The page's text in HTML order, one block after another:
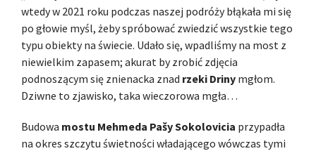
wtedy w 2021 roku podczas naszej podróży błąkała mi się
po głowie myśl, żeby spróbować zwiedzić wszystkie tego
typu obiekty na świecie. Udało się, wpadliśmy na most z
niewielkim zapasem; akurat by zrobić zdjęcia
podnoszącym się znienacka znad rzeki Driny mgłom.
Dziwne to zjawisko, taka wieczorowa mgła…
Budowa mostu Mehmeda Pašy Sokolovicia przypadła
na okres szczytu świetności władającego wówczas tymi